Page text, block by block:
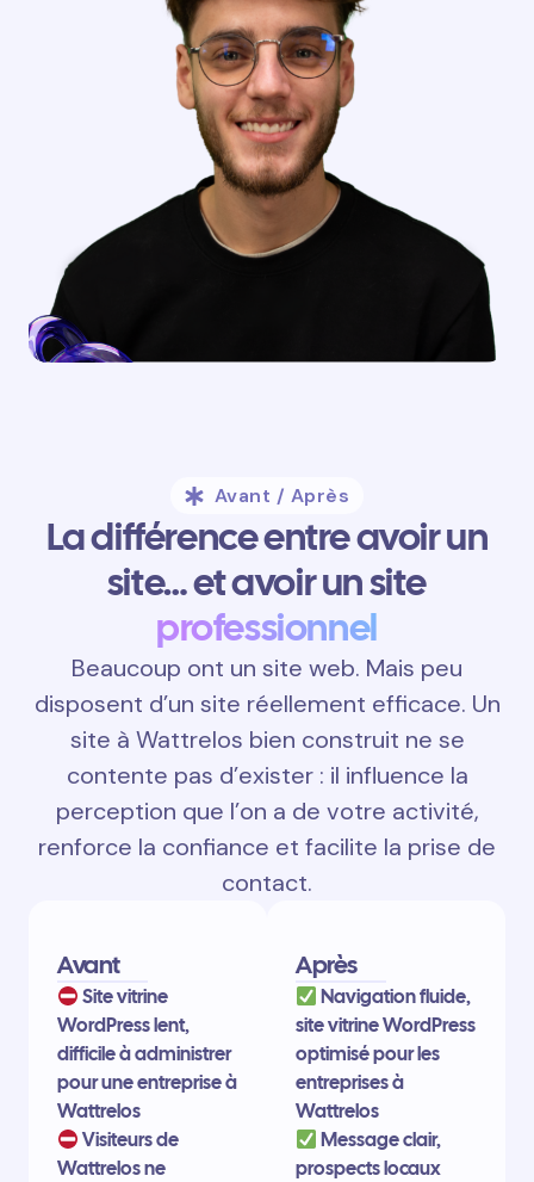
Avant / Après
La différence entre avoir un
site… et avoir un site
professionnel
Beaucoup ont un site web. Mais peu
disposent d’un site réellement efficace. Un
site à Wattrelos bien construit ne se
contente pas d’exister : il influence la
perception que l’on a de votre activité,
renforce la confiance et facilite la prise de
contact.
Avant
Site vitrine
WordPress lent,
difficile à administrer
pour une entreprise à
Wattrelos
Visiteurs de
Wattrelos ne
Après
Navigation fluide,
site vitrine WordPress
optimisé pour les
entreprises à
Wattrelos
Message clair,
prospects locaux